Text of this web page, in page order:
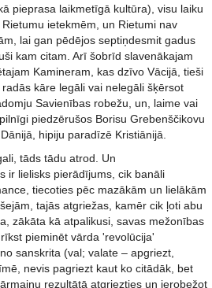
pieprasa laikmetīgā kultūra), visu laiku
ietekmēm, un Rietumi nav
lai gan pēdējos septiņdesmit gadus
kam citam. Arī šobrīd slavenākajam
Kamineram, kas dzīvo Vācijā, tieši
kāre legāli vai nelegāli šķērsot
Savienības robežu, un, laime vai
piedzērušos Borisu Grebenščikovu
hipiju paradīzē Kristiānijā.
tāds tādu atrod. Un
ir lielisks pierādījums, cik banāli
tiecoties pēc mazākām un lielākām
tajās atgriežas, kamēr cik ļoti abu
zākāta kā atpalikusi, savas mežonības
pieminēt vārda 'revolūcija'
sanskrita (val; valate – apgriezt,
nevis pagriezt kaut ko citādāk, bet
rezultātā atgriezties un ierobežot